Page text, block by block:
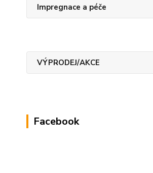
Impregnace a péče
VÝPRODEJ/AKCE
Facebook